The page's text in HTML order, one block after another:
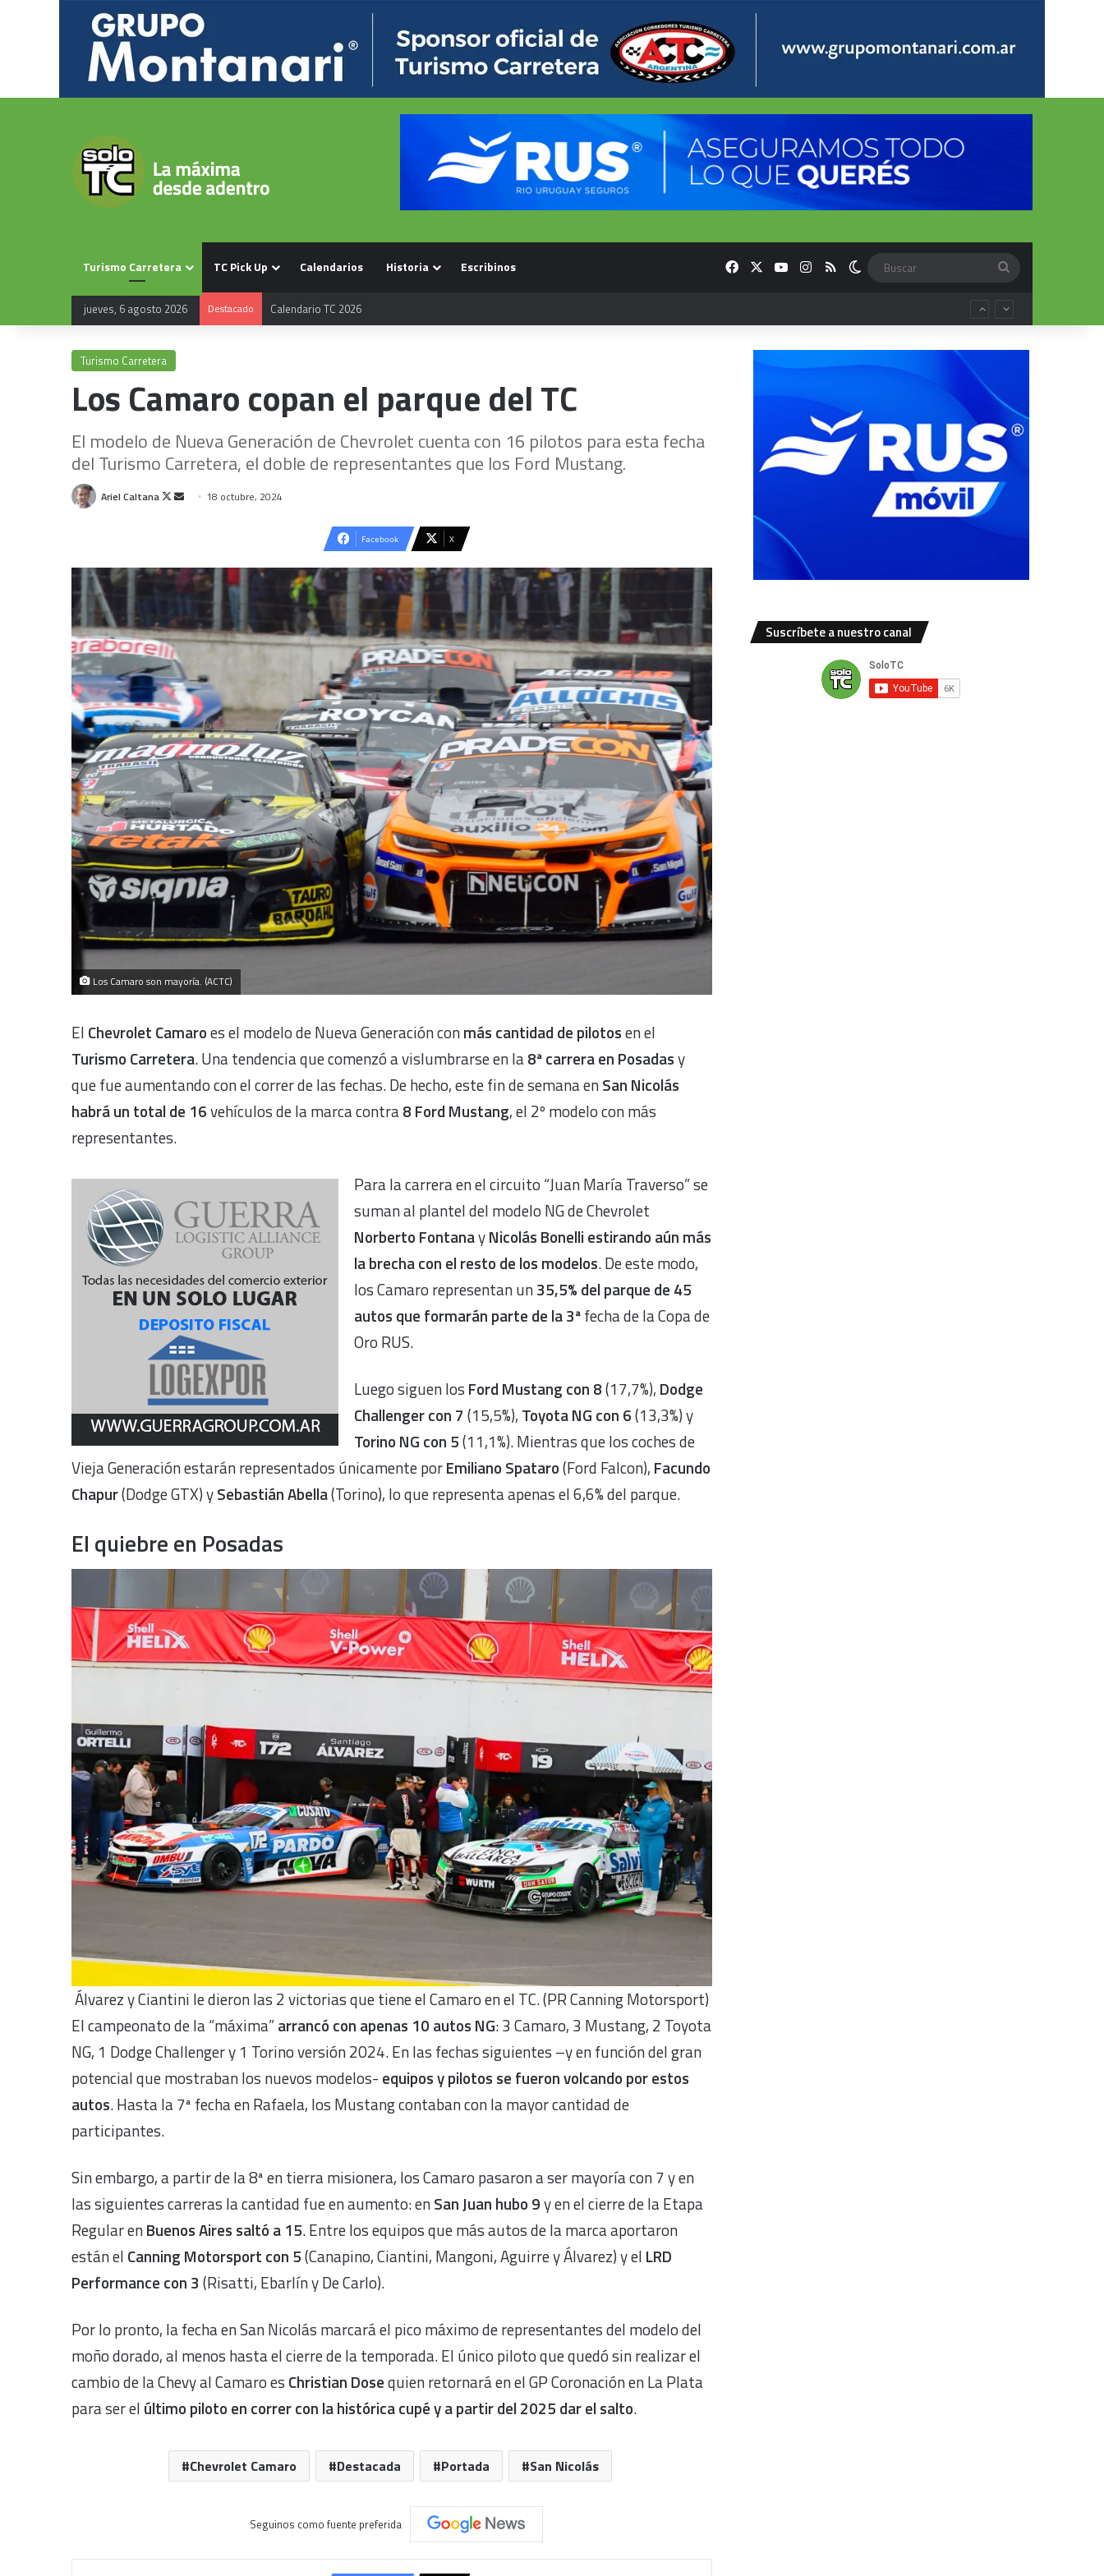
Turismo Carretera TC Pick Up Calendarios Historia Escribinos FacebookYouTubeInstagram
RSS Switch skin
jueves, 6 agosto 2026 Destacado Calendario TC 2026
Turismo Carretera
Los Camaro copan el parque del TC
El modelo de Nueva Generación de Chevrolet cuenta con 16 pilotos para esta fecha
del Turismo Carretera, el doble de representantes que los Ford Mustang.
Ariel Caltana
Follow
Send 18 octubre, 2024
Facebook X
Los Camaro son mayoría. (ACTC)
El Chevrolet Camaroes el modelo de Nueva Generación conmás cantidad de pilotosen el
Turismo Carretera. Una tendencia que comenzó a vislumbrarse en la8ª carrera en Posadasy
que fue aumentando con el correr de las fechas. De hecho, este fin de semana enSan Nicolás
habrá un total de 16vehículos de la marca contra8 Ford Mustang, el 2º modelo con más
representantes.
Para la carrera en el circuito “Juan María Traverso” se
suman al plantel del modelo NG de Chevrolet
Norberto FontanayNicolás Bonelli estirando aún más
la brecha con el resto de los modelos. De este modo,
los Camaro representan un35,5% del parque de 45
autos que formarán parte de la 3ªfecha de la Copa de
Oro RUS.
Luego siguen los Ford Mustang con 8(17,7%), Dodge
Challenger con 7 (15,5%), Toyota NG con 6(13,3%) y
Torino NG con 5(11,1%). Mientras que los coches de
Vieja Generación estarán representados únicamente porEmiliano Spataro(Ford Falcon), Facundo
Chapur(Dodge GTX) ySebastián Abella(Torino), lo que representa apenas el 6,6% del parque.
El quiebre en Posadas
Álvarez y Ciantini le dieron las 2 victorias que tiene el Camaro en el TC. (PR Canning Motorsport)
El campeonato de la “máxima”arrancó con apenas 10 autos NG: 3 Camaro, 3 Mustang, 2 Toyota
NG, 1 Dodge Challenger y 1 Torino versión 2024. En las fechas siguientes –y en función del gran
potencial que mostraban los nuevos modelos- equipos y pilotos se fueron volcando por estos
autos. Hasta la 7ª fecha en Rafaela, los Mustang contaban con la mayor cantidad de
participantes.
Sin embargo, a partir de la 8ª en tierra misionera, los Camaro pasaron a ser mayoría con 7 y en
las siguientes carreras la cantidad fue en aumento: enSan Juan hubo 9y en el cierre de la Etapa
Regular enBuenos Aires saltó a 15. Entre los equipos que más autos de la marca aportaron
están el Canning Motorsport con 5(Canapino, Ciantini, Mangoni, Aguirre y Álvarez) y el LRD
Performance con 3 (Risatti, Ebarlín y De Carlo).
Por lo pronto, la fecha en San Nicolás marcará el pico máximo de representantes del modelo del
moño dorado, al menos hasta el cierre de la temporada. El único piloto que quedó sin realizar el
cambio de la Chevy al Camaro es Christian Dosequien retornará en el GP Coronación en La Plata
para ser el último piloto en correr con la histórica cupé y a partir del 2025 dar el salto.
Chevrolet Camaro Destacada Portada San Nicolás
Seguinos como fuente preferida
Suscríbete a nuestro canal